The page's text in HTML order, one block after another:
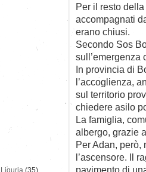
Per il resto
accompagnati
erano chiusi.
Secondo Sos
sull’emergenza
In provincia di
l’accoglienza,
sul territorio
chiedere asilo
La famiglia,
albergo, grazie
Per Adan, però,
l’ascensore. Il
pavimento di
(35)